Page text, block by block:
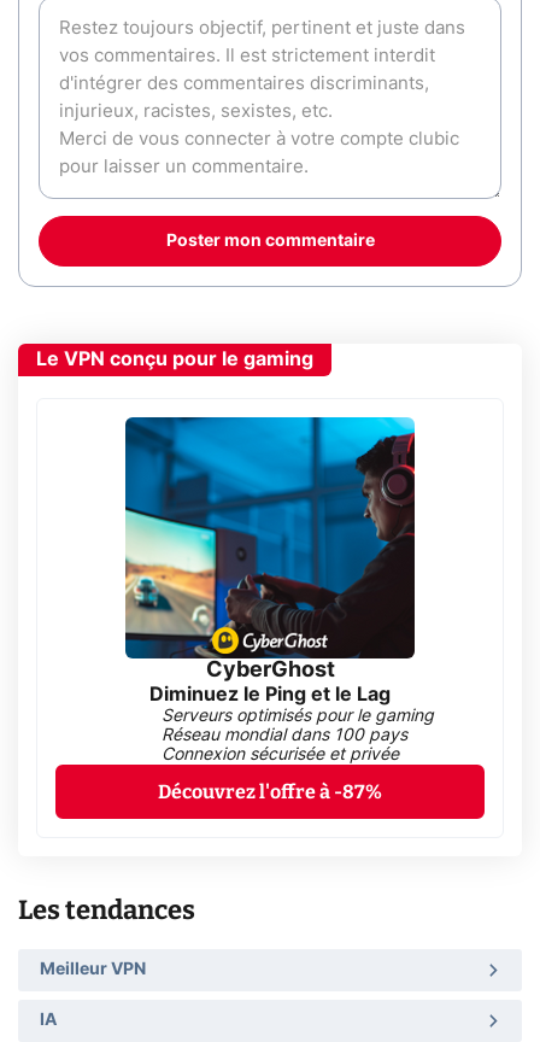
Poster mon commentaire
Le VPN conçu pour le gaming
CyberGhost
Diminuez le Ping et le Lag
Serveurs optimisés pour le gaming
Réseau mondial dans 100 pays
Connexion sécurisée et privée
Découvrez l'offre à -87%
Les tendances
Meilleur VPN
IA